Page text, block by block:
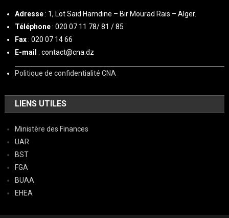
Adresse: 1, Lot Said Hamdine – Bir Mourad Rais – Alger.
Téléphone: 020 07 11 78/ 81 / 85
Fax: 020 07 14 66
E-mail : contact@cna.dz
Politique de confidentialité CNA
LIENS UTILES
Ministère des Finances
UAR
BST
FGA
BUAA
EHEA